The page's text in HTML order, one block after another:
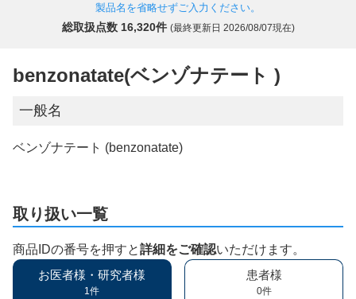
製品名を省略せずご入力ください。
総取扱点数 16,320件 (最終更新日 2026/08/07現在)
benzonatate(ベンゾナテート )
一般名
ベンゾナテート (benzonatate)
取り扱い一覧
商品IDの番号を押すと詳細をご確認いただけます。
お医者様・研究者様
1件
患者様
0件